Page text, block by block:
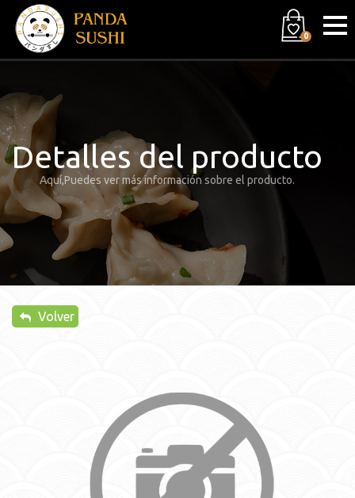
0
Detalles del producto
Aquí,Puedes ver más información sobre el producto.
Volver